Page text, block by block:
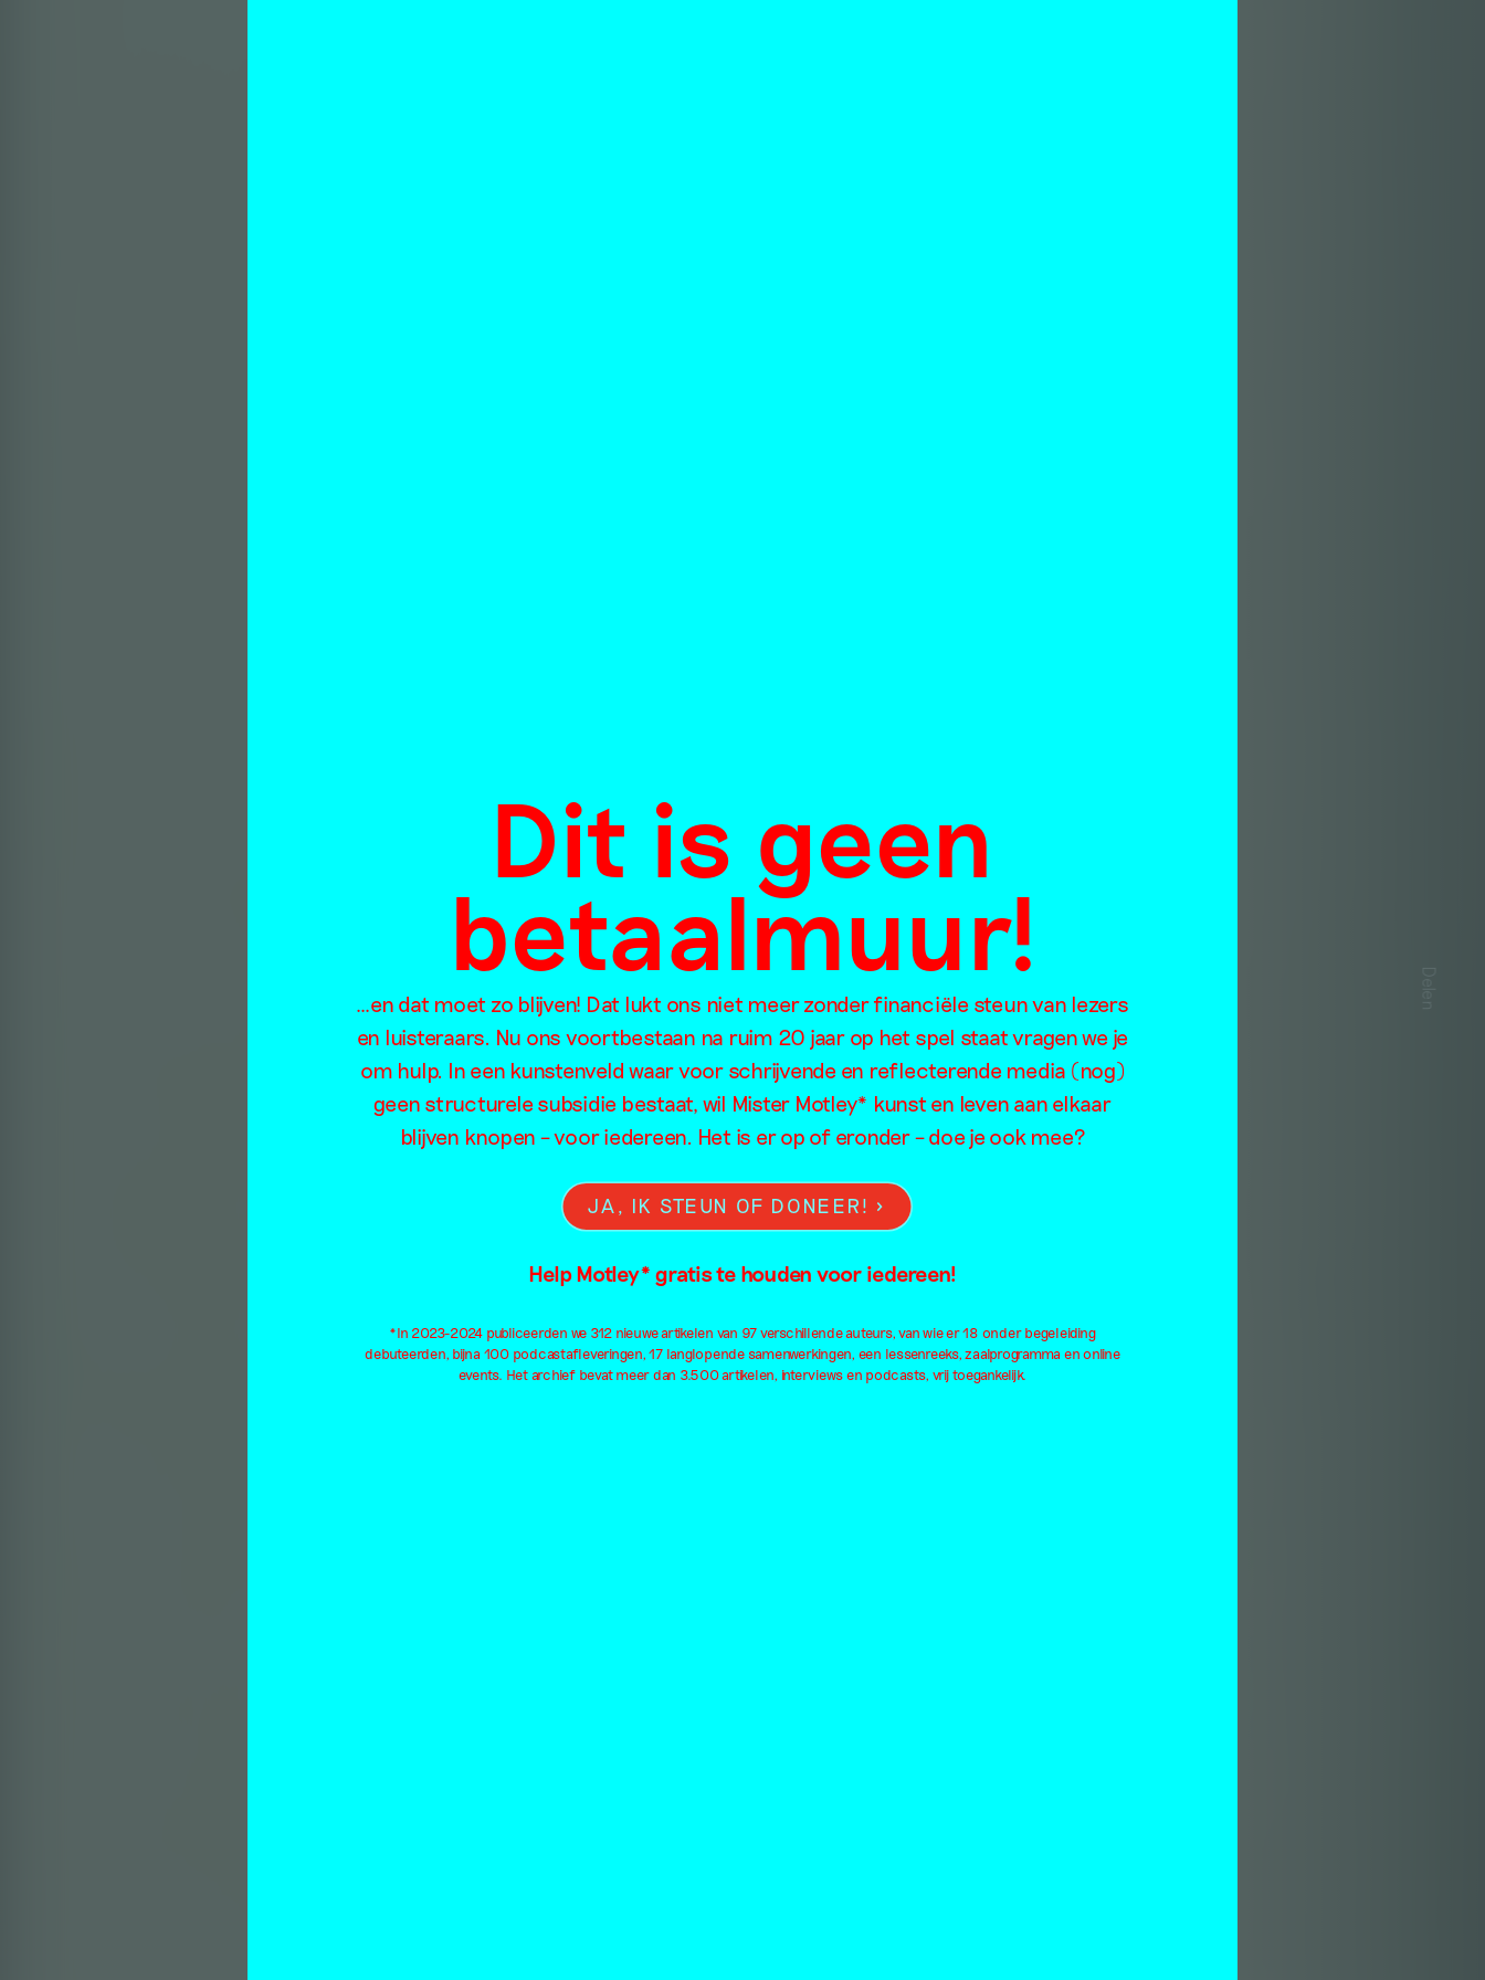
Dit is geen
betaalmuur!
…en dat moet zo blijven! Dat lukt ons niet meer zonder financiële steun van lezers
en luisteraars. Nu ons voortbestaan na ruim 20 jaar op het spel staat vragen we je
om hulp. In een kunstenveld waar voor schrijvende en reflecterende media (nog)
geen structurele subsidie bestaat, wil Mister Motley* kunst en leven aan elkaar
blijven knopen – voor iedereen. Het is er op of eronder – doe je ook mee?
JA, IK STEUN OF DONEER!
Help Motley* gratis te houden voor iedereen!
*In 2023-2024 publiceerden we 312 nieuwe artikelen van 97 verschillende auteurs, van wie er 18 onder begeleiding
debuteerden, bijna 100 podcastafleveringen, 17 langlopende samenwerkingen, een lessenreeks, zaalprogramma en online
events. Het archief bevat meer dan 3.500 artikelen, interviews en podcasts, vrij toegankelijk.
Een blik op
Prospects